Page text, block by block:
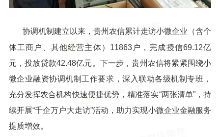
协调机制建立以来，贵州农信累计走访小微企业（含个
体工商户、其他经营主体）11863户，完成授信69.12亿
元，投放贷款42.48亿元。下一步，贵州农信将紧紧围绕小
微企业融资协调机制工作要求，深入联动各级机制专班，
充分发挥农合机构快速便捷优势，精准落实“两张清单”，持
续开展“千企万户大走访”活动，助力实现小微企业金融服务
提质增效。